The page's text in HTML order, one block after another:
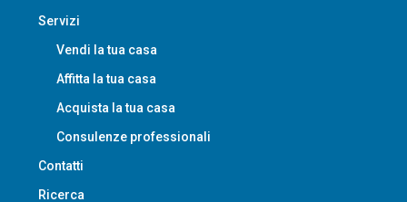
Servizi
Vendi la tua casa
Affitta la tua casa
Acquista la tua casa
Consulenze professionali
Contatti
Ricerca